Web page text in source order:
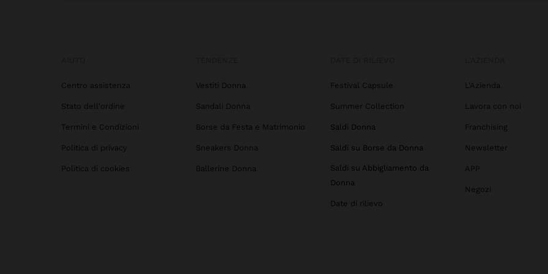
Centro assistenza
Stato dell'ordine
Termini e Condizioni
Politica di privacy
Politica di cookies
Vestiti Donna
Sandali Donna
Borse da Festa e Matrimonio
Sneakers Donna
Ballerine Donna
Festival Capsule
Summer Collection
Saldi Donna
Saldi su Borse da Donna
Saldi su Abbigliamento da
Donna
Date di rilievo
L'Azienda
Lavora con noi
Franchising
Newsletter
APP
Negozi